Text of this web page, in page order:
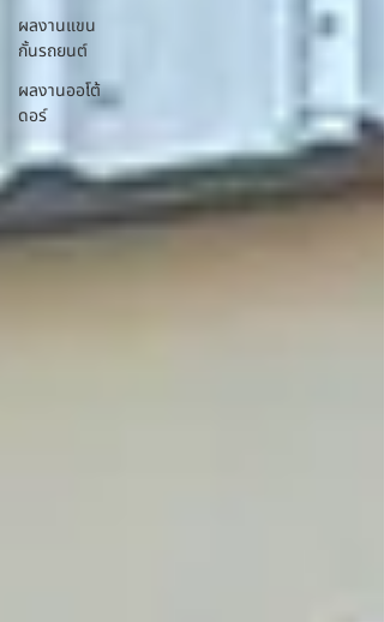
ผลงานแขน
กั้นรถยนต์
ผลงานออโต้
ดอร์